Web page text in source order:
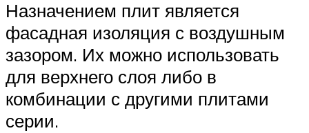
Назначением плит является
фасадная изоляция с воздушным
зазором. Их можно использовать
для верхнего слоя либо в
комбинации с другими плитами
серии.